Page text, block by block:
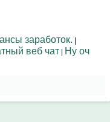
заработок.
веб чат
Ну оч